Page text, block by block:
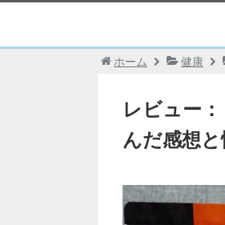
ホーム 健康
レビュー
んだ感想